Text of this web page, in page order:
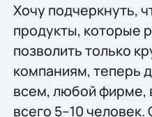
Хочу подчеркнуть,
продукты, которые
позволить только
компаниям, теперь
всем, любой фирме,
всего 5–10 человек.